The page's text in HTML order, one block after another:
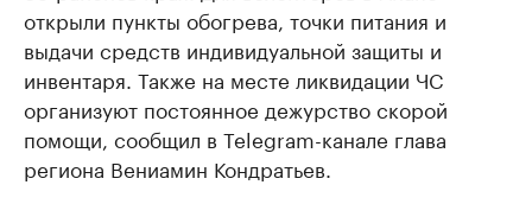
открыли пункты обогрева, точки питания и
выдачи средств индивидуальной защиты и
инвентаря. Также на месте ликвидации ЧС
организуют постоянное дежурство скорой
помощи, сообщил в Telegram-канале глава
региона Вениамин Кондратьев.